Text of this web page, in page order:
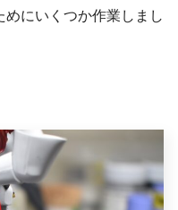
にいくつか作業しまし